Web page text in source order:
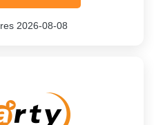
2026-08-08